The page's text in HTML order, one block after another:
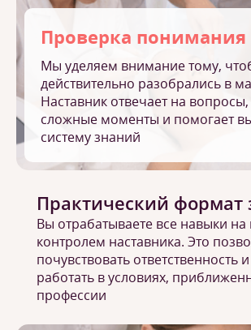
Проверка понимания
Мы уделяем внимание тому,
действительно разобрались в
Наставник отвечает на
сложные моменты и помогает
систему знаний
Практический формат
Вы отрабатываете все навыки на
контролем наставника. Это
почувствовать ответственность
работать в условиях,
профессии